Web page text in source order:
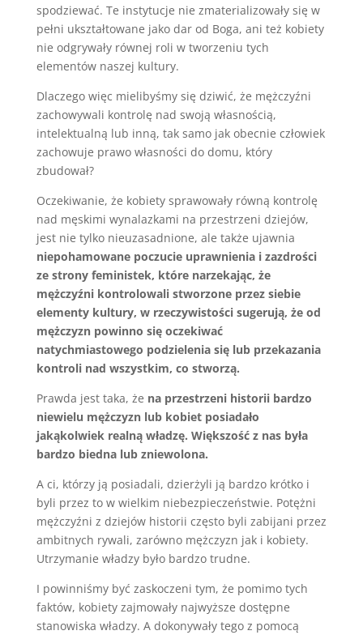
spodziewać. Te instytucje nie zmaterializowały się w
pełni ukształtowane jako dar od Boga, ani też kobiety
nie odgrywały równej roli w tworzeniu tych
elementów naszej kultury.
Dlaczego więc mielibyśmy się dziwić, że mężczyźni
zachowywali kontrolę nad swoją własnością,
intelektualną lub inną, tak samo jak obecnie człowiek
zachowuje prawo własności do domu, który
zbudował?
Oczekiwanie, że kobiety sprawowały równą kontrolę
nad męskimi wynalazkami na przestrzeni dziejów,
jest nie tylko nieuzasadnione, ale także ujawnia
niepohamowane poczucie uprawnienia i zazdrości
ze strony feministek, które narzekając, że
mężczyźni kontrolowali stworzone przez siebie
elementy kultury, w rzeczywistości sugerują, że od
mężczyzn powinno się oczekiwać
natychmiastowego podzielenia się lub przekazania
kontroli nad wszystkim, co stworzą.
Prawda jest taka, że na przestrzeni historii bardzo
niewielu mężczyzn lub kobiet posiadało
jakąkolwiek realną władzę. Większość z nas była
bardzo biedna lub zniewolona.
A ci, którzy ją posiadali, dzierżyli ją bardzo krótko i
byli przez to w wielkim niebezpieczeństwie. Potężni
mężczyźni z dziejów historii często byli zabijani przez
ambitnych rywali, zarówno mężczyzn jak i kobiety.
Utrzymanie władzy było bardzo trudne.
I powinniśmy być zaskoczeni tym, że pomimo tych
faktów, kobiety zajmowały najwyższe dostępne
stanowiska władzy. A dokonywały tego z pomocą